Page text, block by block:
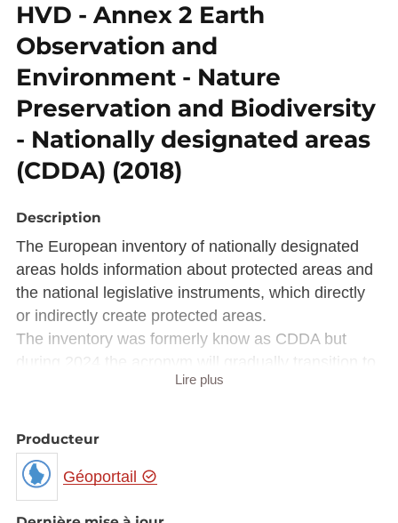
HVD - Annex 2 Earth
Observation and
Environment - Nature
Preservation and Biodiversity
- Nationally designated areas
(CDDA) (2018)
Description
The European inventory of nationally designated
areas holds information about protected areas and
the national legislative instruments, which directly
or indirectly create protected areas.
The inventory was formerly know as CDDA but
during 2024 the acronym will gradually transition to
the more accurate NatDA.
Reporting under this obligation is used for EEA
Core set of indicators.
Lire plus
Producteur
Géoportail